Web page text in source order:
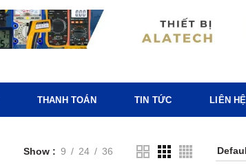
THANH TOÁN TIN TỨC LIÊN HỆ
Show 9 24 36